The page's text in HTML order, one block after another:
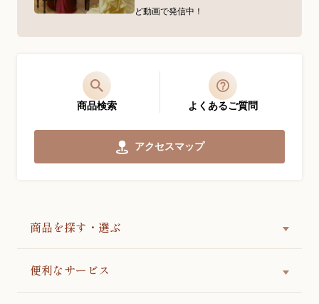
ど動画で発信中！
商品検索 よくあるご質問
アクセスマップ
商品を探す・選ぶ
便利なサービス